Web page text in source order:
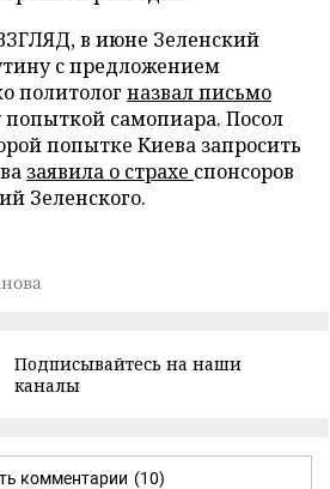
в июне Зеленский
с предложением
политолог назвал письмо
попыткой самопиара. Посол
попытке Киева запросить
заявила о страхе спонсоров
Зеленского.
Подписывайтесь на наши
каналы
комментарии (10)